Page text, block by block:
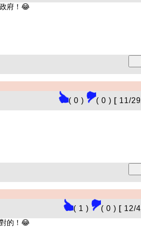
( 0 ) ( 0 ) [ 11/
( 1 ) ( 0 ) [ 12/